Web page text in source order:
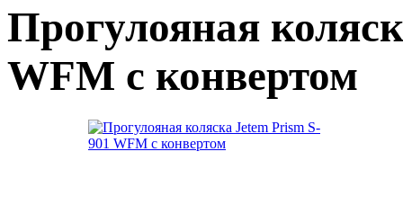
Прогулояная
WFM c конвертом